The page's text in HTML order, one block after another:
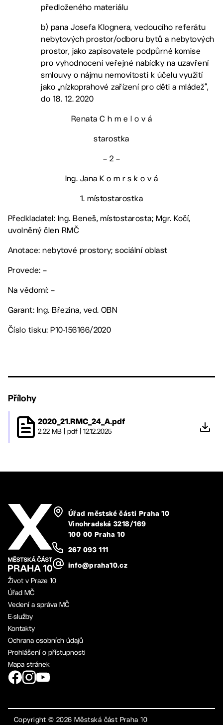
předloženého materiálu
b) pana Josefa Klognera, vedoucího referátu
nebytových prostor/odboru bytů a nebytových
prostor, jako zapisovatele podpůrné komise
pro vyhodnocení veřejné nabídky na uzavření
smlouvy o nájmu nemovitosti k účelu využití
jako „nízkoprahové zařízení pro děti a mládež“,
do 18. 12. 2020
Renata C h m e l o v á
starostka
– 2 –
Ing. Jana K o m r s k o v á
1. místostarostka
Předkladatel: Ing. Beneš, místostarosta; Mgr. Kočí,
uvolněný člen RMČ
Anotace: nebytové prostory; sociální oblast
Provede: –
Na vědomí: –
Garant: Ing. Březina, ved. OBN
Číslo tisku: P10-156166/2020
Přílohy
2020_21.RMC_24_A.pdf
2.22 MB pdf 12.12.2025
Úřad městské části Praha 10
Vinohradská 3218/169
100 00 Praha 10
267 093 111
info@praha10.cz
Život v Praze 10
Úřad MČ
Vedení a správa MČ
E-služby
Kontakty
Ochrana osobních údajů
Prohlášení o přístupnosti
Mapa stránek
Copyright ©2026 Městská část Praha 10